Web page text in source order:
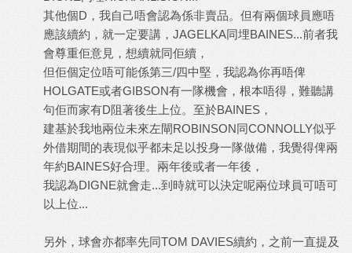
其他個D，我自己唔會認為係非賣品。但有兩個球員應唔
應該續約，就一定要講，JAGELKA同埋BAINES...前者我
會尊重佢意見，想續就同佢續，
但佢個定位唔可能係第三/四中堅，我認為你再唔俾
HOLGATE或者GIBSON有一隊機會，根本唔得，難聽講
句佢而家有D阻著後生上位。至於BAINES，
建基於我地兩位未來左閘ROBINSON同CONNOLLY似乎
外借期間的表現似乎都未足以投身一隊做備，我覺得俾兩
年約BAINES好合理。兩年後或者一年後，
我認為DIGNE就會走...到時就可以決定呢兩位球員可唔可
以上位...
另外，球會亦都率先同TOM DAVIES續約，之前一直提及